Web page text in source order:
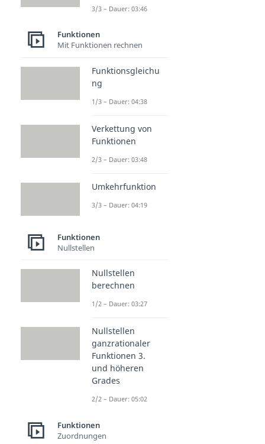
3/3 – Dauer: 03:46
Funktionen
Mit Funktionen rechnen
Funktionsgleichu
ng
1/3 – Dauer: 04:38
Verkettung von
Funktionen
2/3 – Dauer: 03:48
Umkehrfunktion
3/3 – Dauer: 04:19
Funktionen
Nullstellen
Nullstellen
berechnen
1/2 – Dauer: 03:27
Nullstellen
ganzrationaler
Funktionen 3.
und höheren
Grades
2/2 – Dauer: 05:02
Funktionen
Zuordnungen